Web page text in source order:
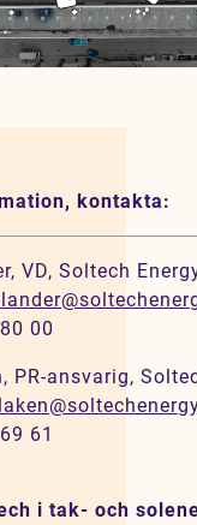
kontakta:
VD, Soltech
00
PR-ansvarig,
61
i tak- och